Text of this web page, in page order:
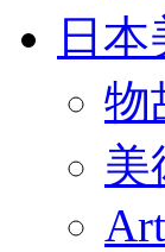
日
物
美